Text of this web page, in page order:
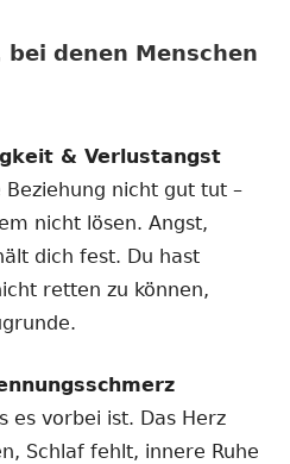
bei denen Menschen
& Verlustangst
nicht gut tut –
nicht lösen. Angst,
dich fest. Du hast
retten zu können,
es vorbei ist. Das Herz
Schlaf fehlt, innere Ruhe